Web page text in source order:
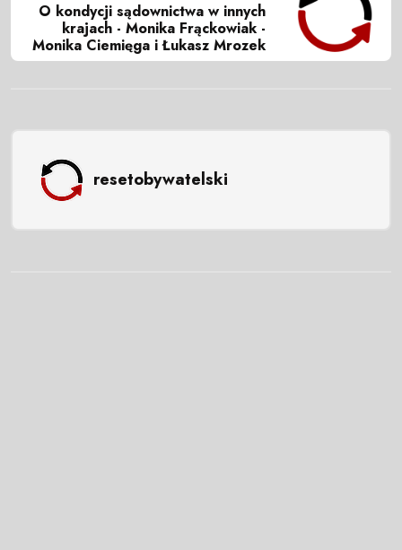
O kondycji sądownictwa w innych
krajach - Monika Frąckowiak -
Monika Ciemięga i Łukasz Mrozek
resetobywatelski